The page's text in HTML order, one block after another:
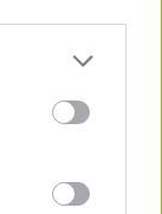
more Google
may click to
tags to
below Google
τα '90s και
Tommy